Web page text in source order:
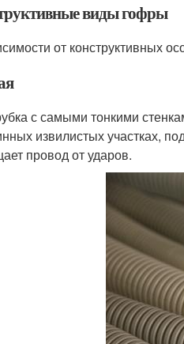
виды гофры
от конструктивных
с самыми тонкими
извилистых участках,
провод от ударов.